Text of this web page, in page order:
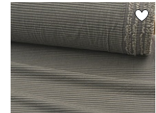
единый метраж.
Внимание! На ткани могут
непрокрасы вдоль кромки (до
единичные вплетения нитей
кромки на расстоянии до 5см
Ширина ткани ±2см. Просим